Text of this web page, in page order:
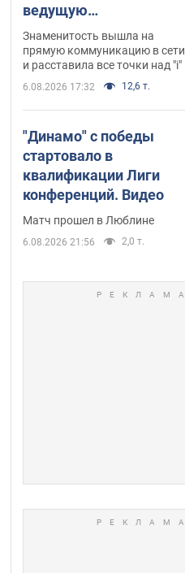
ведущую
несправедливо
захейтили
Знаменитость вышла на
прямую коммуникацию в сети
и расставила все точки над "i"
6.08.2026 17:32 12,6 т.
"Динамо" с победы
стартовало в
квалификации Лиги
конференций. Видео
Матч прошел в Люблине
6.08.2026 21:56 2,0 т.